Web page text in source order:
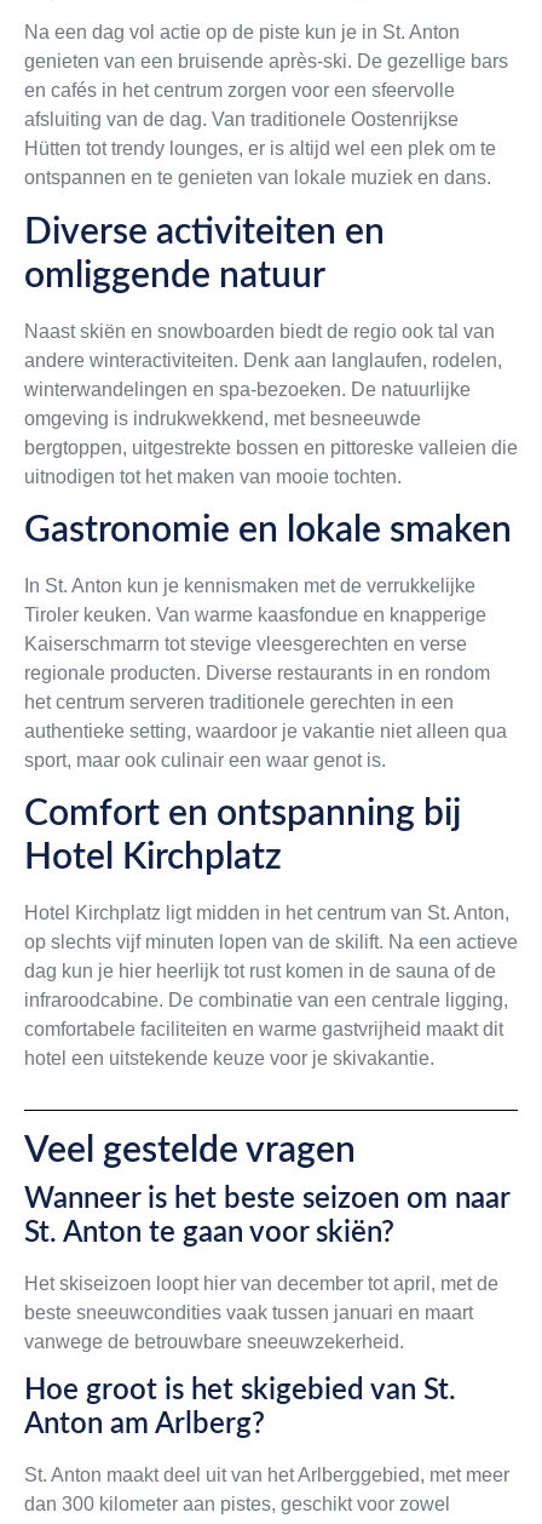
Na een dag vol actie op de piste kun je in St. Anton
genieten van een bruisende après-ski. De gezellige bars
en cafés in het centrum zorgen voor een sfeervolle
afsluiting van de dag. Van traditionele Oostenrijkse
Hütten tot trendy lounges, er is altijd wel een plek om te
ontspannen en te genieten van lokale muziek en dans.
Diverse activiteiten en
omliggende natuur
Naast skiën en snowboarden biedt de regio ook tal van
andere winteractiviteiten. Denk aan langlaufen, rodelen,
winterwandelingen en spa-bezoeken. De natuurlijke
omgeving is indrukwekkend, met besneeuwde
bergtoppen, uitgestrekte bossen en pittoreske valleien die
uitnodigen tot het maken van mooie tochten.
Gastronomie en lokale smaken
In St. Anton kun je kennismaken met de verrukkelijke
Tiroler keuken. Van warme kaasfondue en knapperige
Kaiserschmarrn tot stevige vleesgerechten en verse
regionale producten. Diverse restaurants in en rondom
het centrum serveren traditionele gerechten in een
authentieke setting, waardoor je vakantie niet alleen qua
sport, maar ook culinair een waar genot is.
Comfort en ontspanning bij
Hotel Kirchplatz
Hotel Kirchplatz ligt midden in het centrum van St. Anton,
op slechts vijf minuten lopen van de skilift. Na een actieve
dag kun je hier heerlijk tot rust komen in de sauna of de
infraroodcabine. De combinatie van een centrale ligging,
comfortabele faciliteiten en warme gastvrijheid maakt dit
hotel een uitstekende keuze voor je skivakantie.
Veel gestelde vragen
Wanneer is het beste seizoen om naar
St. Anton te gaan voor skiën?
Het skiseizoen loopt hier van december tot april, met de
beste sneeuwcondities vaak tussen januari en maart
vanwege de betrouwbare sneeuwzekerheid.
Hoe groot is het skigebied van St.
Anton am Arlberg?
St. Anton maakt deel uit van het Arlberggebied, met meer
dan 300 kilometer aan pistes, geschikt voor zowel